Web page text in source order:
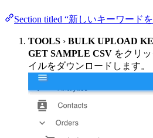
Section titled “新しいキーワード
TOOLS › BULK UPLOAD
GET SAMPLE CSV をクリ
イルをダウンロードします。